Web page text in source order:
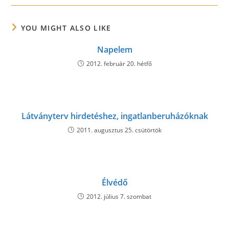
YOU MIGHT ALSO LIKE
Napelem
2012. február 20. hétfő
Látványterv hirdetéshez, ingatlanberuházóknak
2011. augusztus 25. csütörtök
Élvédő
2012. július 7. szombat